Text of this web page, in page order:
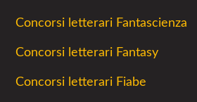
Concorsi letterari Fantascienza
Concorsi letterari Fantasy
Concorsi letterari Fiabe